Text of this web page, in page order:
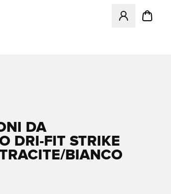
Apre una
DA
DRI-FIT STRIKE
BIANCO